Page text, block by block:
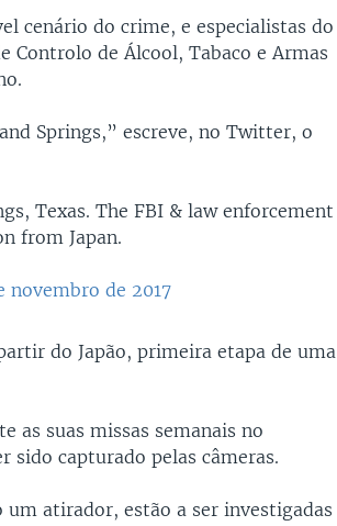
cenário do crime, e especialistas do
Controlo de Álcool, Tabaco e Armas
Springs,” escreve, no Twitter, o
Texas. The FBI & law enforcement
from Japan.
novembro de 2017
do Japão, primeira etapa de uma
as suas missas semanais no
sido capturado pelas câmeras.
atirador, estão a ser investigadas